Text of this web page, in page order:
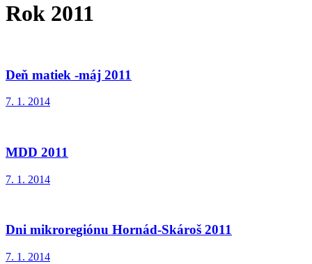
Rok 2011
Deň matiek -máj 2011
7. 1. 2014
MDD 2011
7. 1. 2014
Dni mikroregiónu Hornád-Skároš 2011
7. 1. 2014